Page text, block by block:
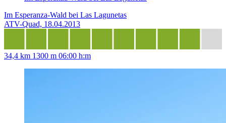
Im Esperanza-Wald bei Las Lagunetas
ATV-Quad, 18.04.2013
34,4 km 1300 m 06:00 h:m